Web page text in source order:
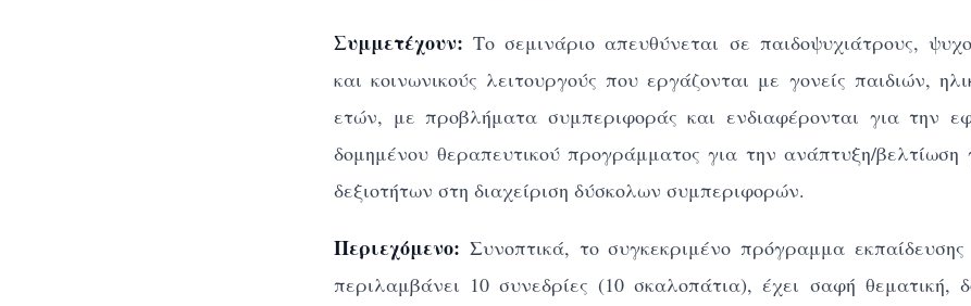
Συμμετέχουν:Το σεμινάριο απευθύνεται σε παιδοψυχιάτρους,
και κοινωνικούς λειτουργούς που εργάζονται με γονείς παιδιών,
ετών, με προβλήματα συμπεριφοράς και ενδιαφέρονται για την
δομημένου θεραπευτικού προγράμματος για την ανάπτυξη/βελτίωση
δεξιοτήτων στη διαχείριση δύσκολων συμπεριφορών.
Περιεχόμενο: Συνοπτικά, το συγκεκριμένο πρόγραμμα
περιλαμβάνει 10 συνεδρίες (10 σκαλοπάτια), έχει σαφή θεματική,